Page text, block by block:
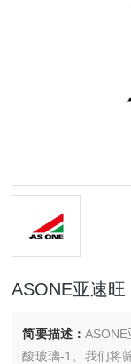
ASONE亚速
简要描述：
酸玻璃-1。我们将